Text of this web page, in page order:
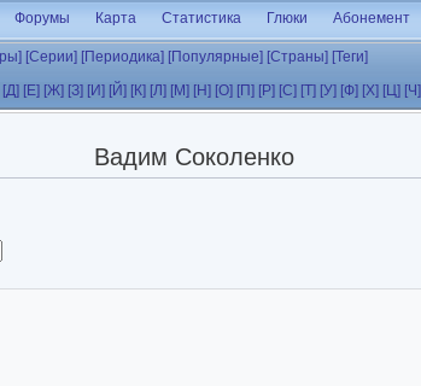
Форумы Карта Статистика Глюки Абонемент
[Серии] [Периодика] [Популярные] [Страны] [Теги]
[Д] [Е] [Ж] [З] [И] [Й] [К] [Л] [М] [Н] [О] [П] [Р] [С] [Т] [У] [Ф] [Х] [Ц] [Ч]
Вадим Соколенко